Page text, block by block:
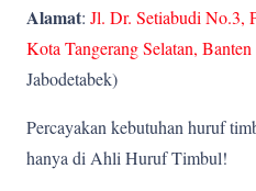
Alamat: Jl. Dr. Setiabudi No.3,
Kota Tangerang Selatan,
Jabodetabek)
Percayakan kebutuhan huruf
hanya di Ahli Huruf Timbul!